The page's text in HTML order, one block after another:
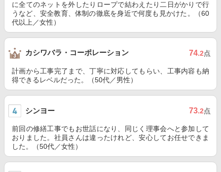
に全てのネットを外したりロープで結わえたり二日がかりで行
うなど、安全教育、体制の徹底を身近で何度も見かけた。（60
代以上／女性）
カシワバラ・コーポレーション 74.2点
計画から工事完了まで、丁寧に対応してもらい、工事内容も納
得できるレベルだった。（50代／男性）
シンヨー 73.2点
前回の修繕工事でもお世話になり、同じく理事会へと参加して
おりました。社員さんは違ったけれど、安心してお任せできま
した。（50代／女性）